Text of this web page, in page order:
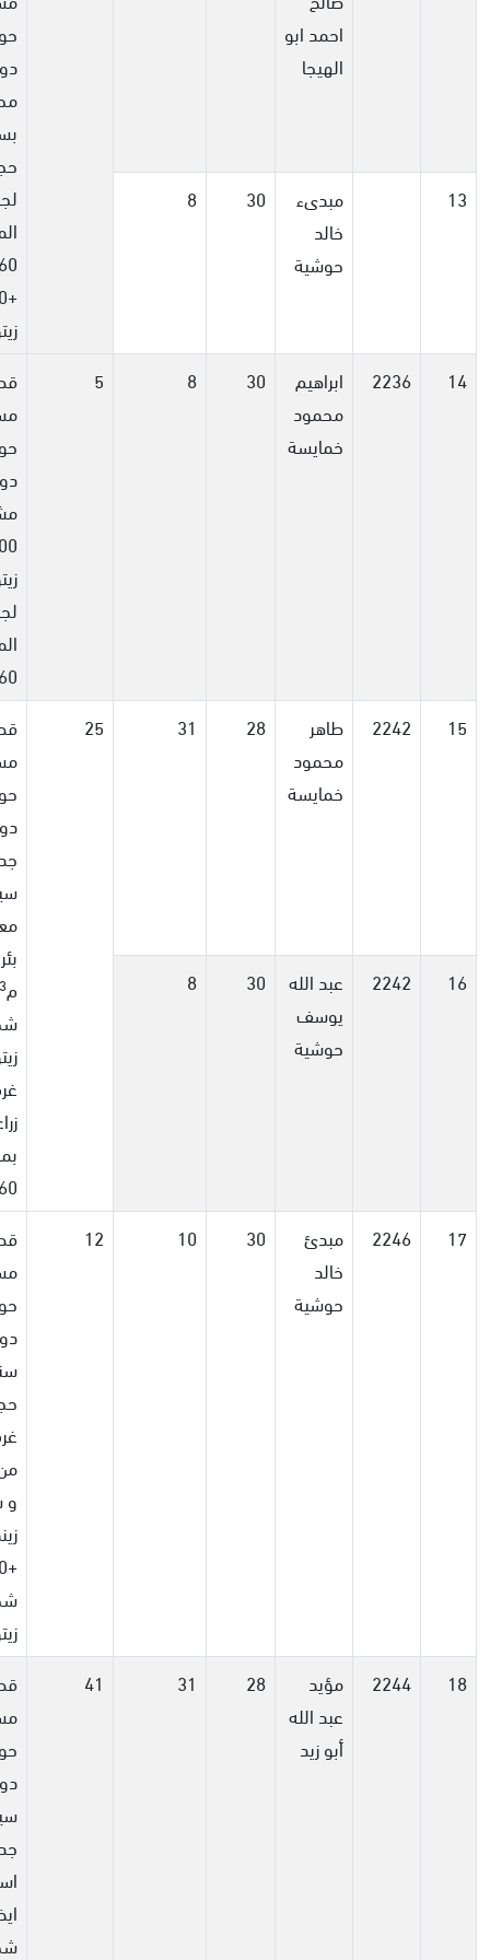
احمد ابو
الهيجا
13
مبدىء
خالد
حوشية
30
8
14
2236
ابراهيم
محمود
خمايسة
30
8
5
15
2242
طاهر
محمود
خمايسة
28
31
25
م3
60و
16
2242
عبد الله
يوسف
حوشية
30
8
17
2246
مبدئ
خالد
حوشية
30
10
12
18
2244
مؤيد
عبد الله
أبو زيد
28
31
41